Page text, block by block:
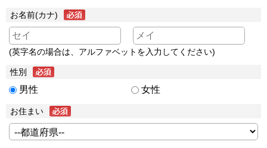
お名前(カナ)
(英字名の場合は、アルファベットを入力してください)
性別
男性 女性
お住まい